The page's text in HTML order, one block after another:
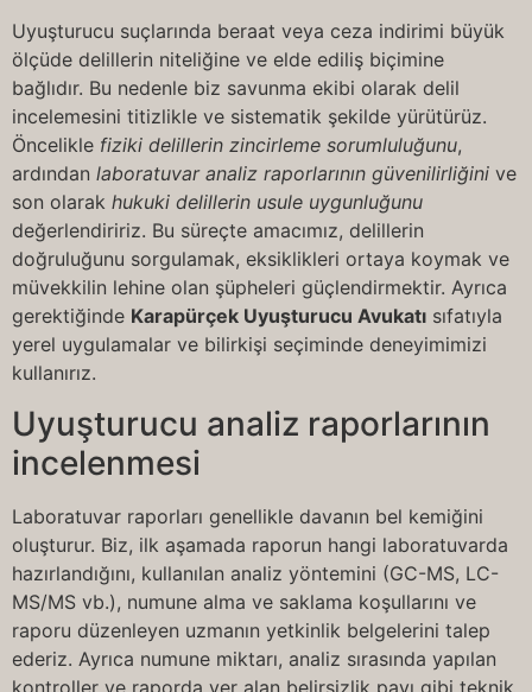
Uyuşturucu suçlarında beraat veya ceza indirimi büyük
ölçüde delillerin niteliğine ve elde ediliş biçimine
bağlıdır. Bu nedenle biz savunma ekibi olarak delil
incelemesini titizlikle ve sistematik şekilde yürütürüz.
Öncelikle fiziki delillerin zincirleme sorumluluğunu,
ardından laboratuvar analiz raporlarının güvenilirliğini ve
son olarak hukuki delillerin usule uygunluğunu
değerlendiririz. Bu süreçte amacımız, delillerin
doğruluğunu sorgulamak, eksiklikleri ortaya koymak ve
müvekkilin lehine olan şüpheleri güçlendirmektir. Ayrıca
gerektiğinde Karapürçek Uyuşturucu Avukatı sıfatıyla
yerel uygulamalar ve bilirkişi seçiminde deneyimimizi
kullanırız.
Uyuşturucu analiz raporlarının
incelenmesi
Laboratuvar raporları genellikle davanın bel kemiğini
oluşturur. Biz, ilk aşamada raporun hangi laboratuvarda
hazırlandığını, kullanılan analiz yöntemini (GC-MS, LC-
MS/MS vb.), numune alma ve saklama koşullarını ve
raporu düzenleyen uzmanın yetkinlik belgelerini talep
ederiz. Ayrıca numune miktarı, analiz sırasında yapılan
kontroller ve raporda yer alan belirsizlik payı gibi teknik